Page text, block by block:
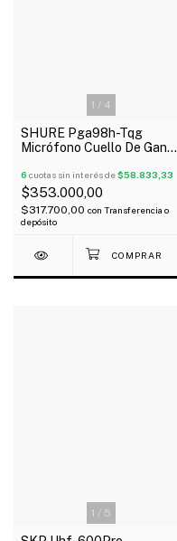
1 / 4
SHURE Pga98h-Tqg
Micrófono Cuello De Ganso
Condenser
6 cuotas sin interés de$58.833,33
$353.000,00
$317.700,00 con Transferencia o
depósito
1 / 5